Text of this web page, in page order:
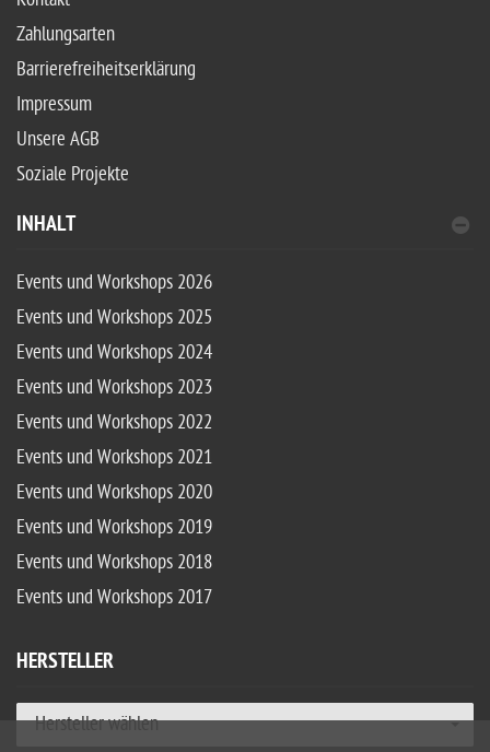
Zahlungsarten
Barrierefreiheitserklärung
Impressum
Unsere AGB
Soziale Projekte
INHALT
Events und Workshops 2026
Events und Workshops 2025
Events und Workshops 2024
Events und Workshops 2023
Events und Workshops 2022
Events und Workshops 2021
Events und Workshops 2020
Events und Workshops 2019
Events und Workshops 2018
Events und Workshops 2017
HERSTELLER
Hersteller wählen